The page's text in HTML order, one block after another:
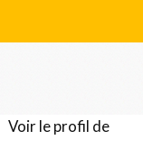
Voir le profil de